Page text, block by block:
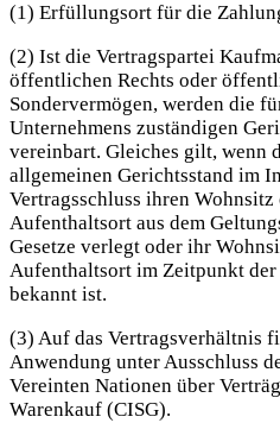
(1) Erfüllungsort für die
(2) Ist die Vertragspartei
öffentlichen Rechts oder
Sondervermögen, werden die
Unternehmens zuständigen
vereinbart. Gleiches gilt, wenn
allgemeinen Gerichtsstand im
Vertragsschluss ihren
Aufenthaltsort aus dem
Gesetze verlegt oder ihr
Aufenthaltsort im Zeitpunkt
bekannt ist.
(3) Auf das Vertragsverhältnis
Anwendung unter Ausschluss
Vereinten Nationen über
Warenkauf (CISG).